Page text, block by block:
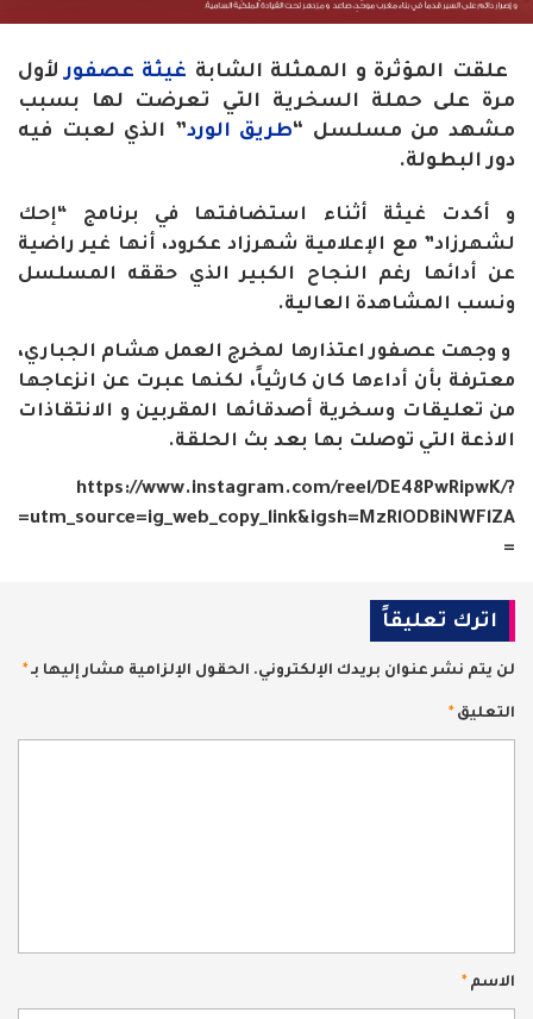
علقت المؤثرة و الممثلة الشابة غيثة عصفورلأول
مرة على حملة السخرية التي تعرضت لها بسبب
مشهد من مسلسل “طريق الورد” الذي لعبت فيه
دور البطولة.
و أكدت غيثة أثناء استضافتها في برنامج “إحك
لشهرزاد” مع الإعلامية شهرزاد عكرود، أنها غير راضية
عن أدائها رغم النجاح الكبير الذي حققه المسلسل
ونسب المشاهدة العالية.
و وجهت عصفور اعتذارها لمخرج العمل هشام الجباري،
معترفة بأن أداءها كان كارثياً، لكنها عبرت عن انزعاجها
من تعليقات وسخرية أصدقائها المقربين و الانتقاذات
الاذعة التي توصلت بها بعد بث الحلقة.
https://www.instagram.com/reel/DE48PwRipwK/?
utm_source=ig_web_copy_link&igsh=MzRlODBiNWFlZA=
=
اترك تعليقاً
لن يتم نشر عنوان بريدك الإلكتروني. الحقول الإلزامية مشار إليها بـ*
التعليق*
الاسم*